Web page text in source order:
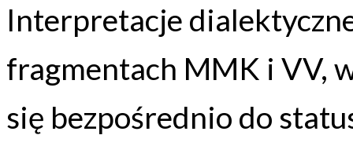
Interpretacje
fragmentach MMK i VV,
się bezpośrednio do